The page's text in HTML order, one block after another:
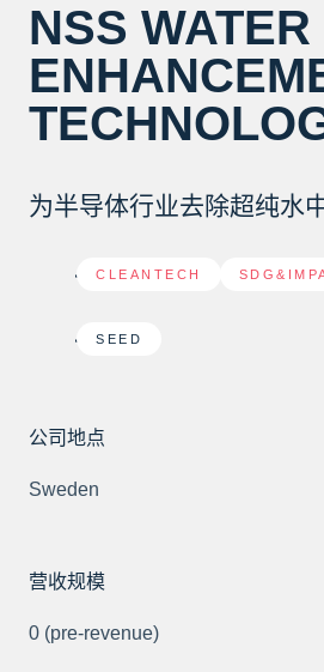
NSS WATER
为半导体行业去除超纯水
CLEANTECH
SEED
公司地点
Sweden
营收规模
0 (pre-revenue)